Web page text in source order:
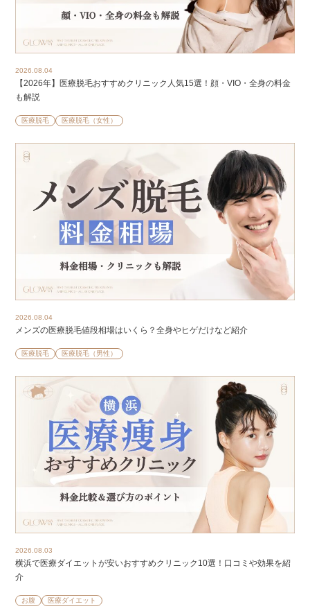
2026.08.04
【2026年】医療脱毛おすすめクリニック人気15選！顔・VIO・全身の料金
も解説
医療脱毛 医療脱毛（女性）
2026.08.04
メンズの医療脱毛値段相場はいくら？全身やヒゲだけなど紹介
医療脱毛 医療脱毛（男性）
2026.08.03
横浜で医療ダイエットが安いおすすめクリニック10選！口コミや効果を紹
介
お腹 医療ダイエット